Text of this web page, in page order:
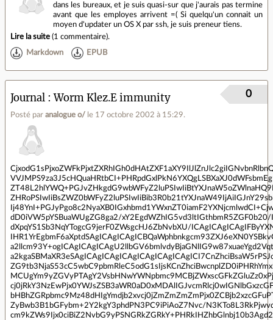
dans les bureaux, et je suis quasi-sur que j'aurais pas termine
avant que les employes arrivent =( Si quelqu'un connait un
moyen d'updater un OS X par ssh, je suis preneur tiens.
Lire la suite (1 commentaire).
Markdown EPUB
Journal Worm Klez.E immunity
Posté par analogue o/ le 17 octobre 2002 à 15:29.
0
dD0iVW5pYSBuaWUgZG8ga2/
dXpqYS1Sb3NqYTogcG9jerF0ZWsgcHJ6ZbNvbXU/
ZyBwb3B1bGFybm+2Y2kgY3phdPN3PC9iPiAoZ7Nvc/